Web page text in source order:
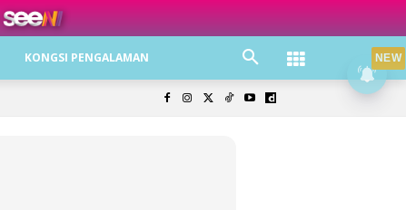
KONGSI PENGALAMAN NEW